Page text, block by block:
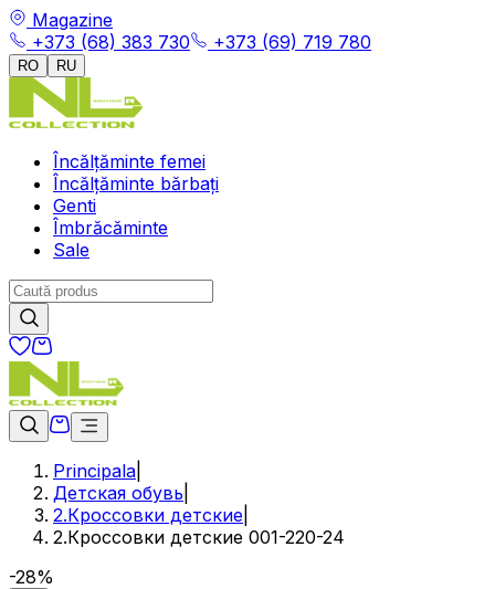
Magazine
+373 (68) 383 730
+373 (69) 719 780
RO RU
Încălțăminte femei
Încălțăminte bărbați
Genti
Îmbrăcăminte
Sale
Principala
Детская обувь
2.Кроссовки детские
2.Кроссовки детские 001-220-24
-28%